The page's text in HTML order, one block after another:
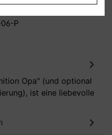
P
Opa" (und optional
ist eine liebevolle